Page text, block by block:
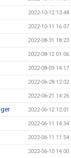
2022-10-12 13:48
2022-10-11 16:07
2022-08-31 18:23
2022-08-12 01:06
2022-08-09 14:17
2022-06-28 12:02
2022-06-21 14:26
2022-06-12 12:01
2022-06-11 14:34
2022-06-11 11:54
2022-06-10 14:00